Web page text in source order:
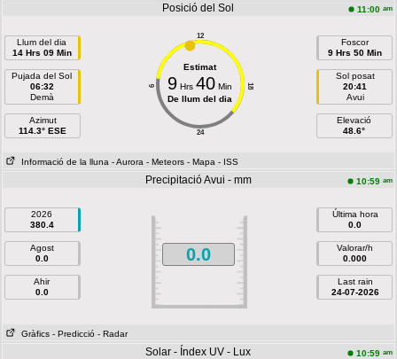
Posició del Sol 11:00 am
Llum del dia
14 Hrs 09 Min
Pujada del Sol
06:32
Demà
Azimut
114.3° ESE
12
24
6 18
Estimat
9 Hrs40 Min
De llum del dia
Foscor
9 Hrs 50 Min
Sol posat
20:41
Avui
Elevació
48.6°
Informació de la lluna - Aurora - Meteors - Mapa - ISS
Precipitació Avui - mm 10:59 am
2026
380.4
Agost
0.0
Ahir
0.0
0.0
Última hora
0.0
Valorar/h
0.000
Last rain
24-07-2026
Gràfics - Predicció - Radar
Solar - Índex UV - Lux 10:59 am